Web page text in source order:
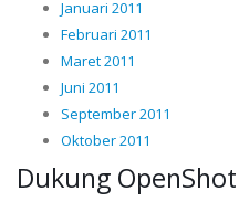
Januari 2011
Februari 2011
Maret 2011
Juni 2011
September 2011
Oktober 2011
Dukung OpenShot